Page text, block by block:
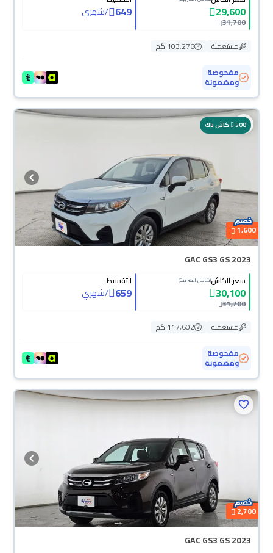
29,600
31,700
649
/شهري
مستعملة
103,276 كم
مفحوصة
ومضمونة
500 كاش باك
1,600
GAC GS3 GS 2023
سعر الكاش(شامل الضريبة)
30,100
31,700
التقسيط
659
/شهري
مستعملة
117,602 كم
مفحوصة
ومضمونة
2,700
GAC GS3 GS 2023